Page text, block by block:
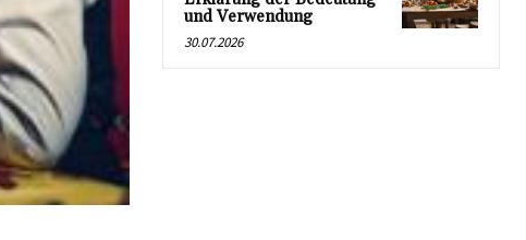
und Verwendung
30.07.2026